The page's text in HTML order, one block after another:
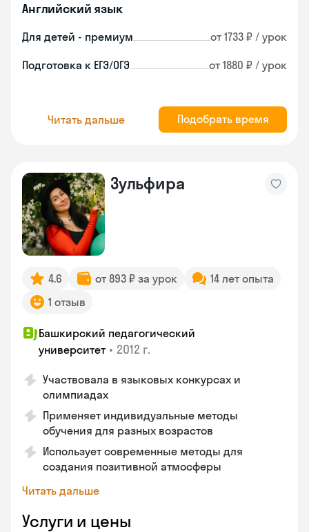
Английский язык
Для детей - премиум от 1733 ₽ / урок
Подготовка к ЕГЭ/ОГЭ от 1880 ₽ / урок
Читать дальше Подобрать время
Зульфира
4.6 от 893 ₽ за урок
14 лет опыта
1 отзыв
Башкирский педагогический
университет • 2012 г.
Участвовала в языковых конкурсах и
олимпиадах
Применяет индивидуальные методы
обучения для разных возрастов
Использует современные методы для
создания позитивной атмосферы
Читать дальше
Услуги и цены